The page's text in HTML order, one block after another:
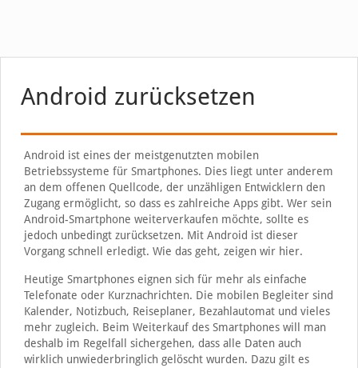
Android zurücksetzen
Android ist eines der meistgenutzten mobilen
Betriebssysteme für Smartphones. Dies liegt unter anderem
an dem offenen Quellcode, der unzähligen Entwicklern den
Zugang ermöglicht, so dass es zahlreiche Apps gibt. Wer sein
Android-Smartphone weiterverkaufen möchte, sollte es
jedoch unbedingt zurücksetzen. Mit Android ist dieser
Vorgang schnell erledigt. Wie das geht, zeigen wir hier.
Heutige Smartphones eignen sich für mehr als einfache
Telefonate oder Kurznachrichten. Die mobilen Begleiter sind
Kalender, Notizbuch, Reiseplaner, Bezahlautomat und vieles
mehr zugleich. Beim Weiterkauf des Smartphones will man
deshalb im Regelfall sichergehen, dass alle Daten auch
wirklich unwiederbringlich gelöscht wurden. Dazu gilt es